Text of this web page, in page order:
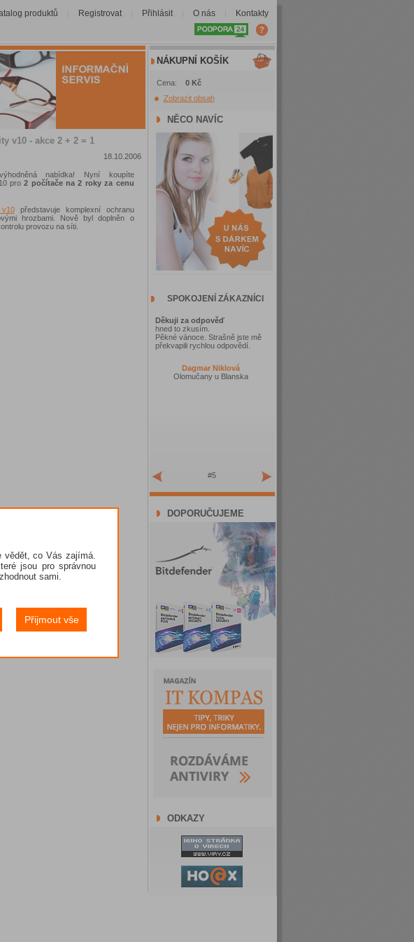
produktů Registrovat Přihlásit O nás Kontakty
v10 - akce 2 + 2 = 1
18.10.2006
nabídka! Nyní koupíte
pro2 počítače na 2 roky za cenu
představuje komplexní ochranu
hrozbami. Nově byl doplněn o
provozu na síti.
NÁKUPNÍ KOŠÍK
Cena: 0 Kč
Zobrazit obsah
NĚCO NAVÍC
SPOKOJENÍ ZÁKAZNÍCI
Děkuji za odpověď
hned to zkusím.
Pěkné vánoce. Strašně jste mě
překvapili rychlou odpovědí.
Dagmar Niklová
Olomučany u Blanska
#5
DOPORUČUJEME
ODKAZY
vědět, co Vás zajímá.
jsou pro správnou
sami.
Přijmout vše